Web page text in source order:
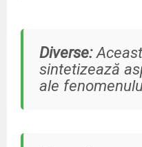
Diverse:
sintetizează
ale